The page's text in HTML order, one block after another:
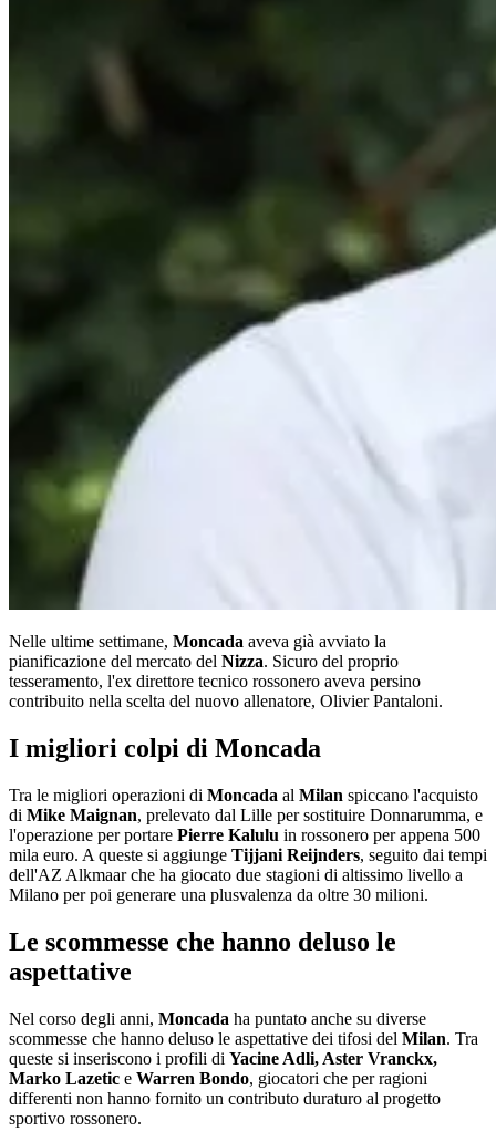
Nelle ultime settimane, Moncada aveva già avviato la
pianificazione del mercato del Nizza. Sicuro del proprio
tesseramento, l'ex direttore tecnico rossonero aveva persino
contribuito nella scelta del nuovo allenatore, Olivier Pantaloni.
I migliori colpi di Moncada
Tra le migliori operazioni di Moncada al Milan spiccano l'acquisto
di Mike Maignan, prelevato dal Lille per sostituire Donnarumma, e
l'operazione per portare Pierre Kalulu in rossonero per appena 500
mila euro. A queste si aggiunge Tijjani Reijnders, seguito dai tempi
dell'AZ Alkmaar che ha giocato due stagioni di altissimo livello a
Milano per poi generare una plusvalenza da oltre 30 milioni.
Le scommesse che hanno deluso le
aspettative
Nel corso degli anni, Moncada ha puntato anche su diverse
scommesse che hanno deluso le aspettative dei tifosi del Milan. Tra
queste si inseriscono i profili di Yacine Adli, Aster Vranckx,
Marko Lazetic e Warren Bondo, giocatori che per ragioni
differenti non hanno fornito un contributo duraturo al progetto
sportivo rossonero.